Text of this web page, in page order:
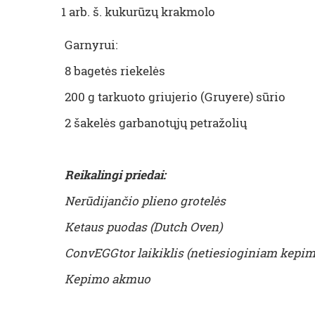
1 arb. š. kukurūzų krakmolo
Garnyrui:
8 bagetės riekelės
200 g tarkuoto griujerio (Gruyere) sūrio
2 šakelės garbanotųjų petražolių
Reikalingi priedai:
Nerūdijančio plieno grotelės
Ketaus puodas (Dutch Oven)
ConvEGGtor laikiklis (netiesioginiam
Kepimo akmuo